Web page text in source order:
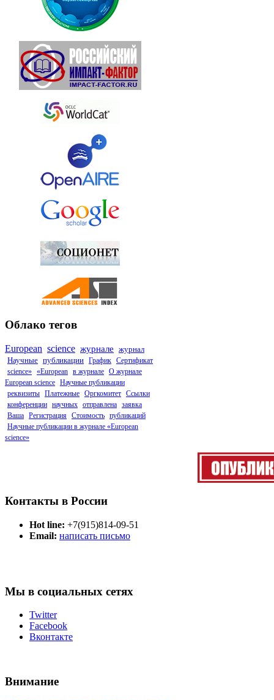
Облако тегов
European science журнале журнал
Научные публикации График Сертификат
science» «European в журнале О журнале
European science Научные публикации
реквизиты Платежные Оргкомитет Ссылки
конференции научных отправлена заявка
Ваша Регистрация Стоимость публикаций
Научные публикации в журнале «European
science»
Контакты в России
Hot line: +7(915)814-09-51
Email: написать письмо
Мы в социальных сетях
Twitter
Facebook
Вконтакте
Внимание